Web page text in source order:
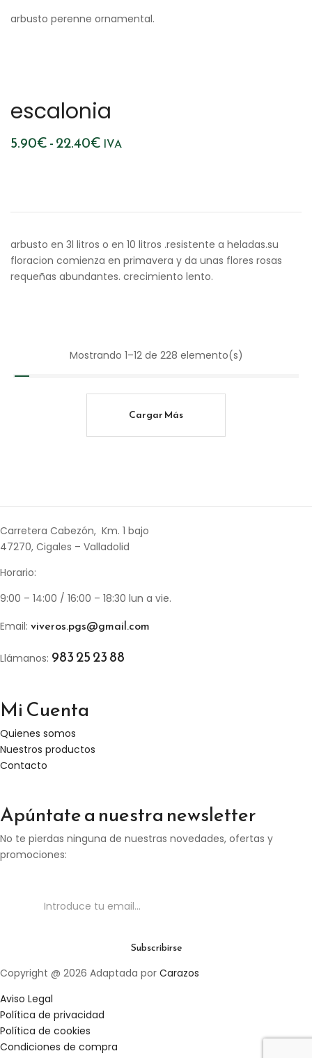
5.90€
arbusto perenne ornamental.
escalonia
5.90€-22.40€ Rango
desde
5.90€
hasta
22.40€
IVA
arbusto en 3l litros o en 10 litros .resistente a heladas.su
floracion comienza en primavera y da unas flores rosas
requeñas abundantes. crecimiento lento.
Mostrando 1–12 de 228 elemento(s)
Cargar Más
Carretera Cabezón, Km. 1 bajo
47270, Cigales – Valladolid
Horario:
9:00 – 14:00 / 16:00 – 18:30 lun a vie.
Email: viveros.pgs@gmail.com
Llámanos: 983 25 23 88
Mi Cuenta
Quienes somos
Nuestros productos
Contacto
Apúntate a nuestra newsletter
No te pierdas ninguna de nuestras novedades, ofertas y
promociones:
Copyright @ 2026 Adaptada por Carazos
Aviso Legal
Política de privacidad
Política de cookies
Condiciones de compra